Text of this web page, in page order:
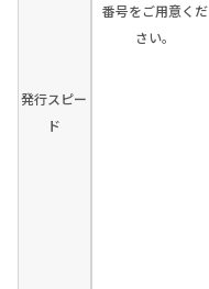
発行スピー
ド
番号をご用意くだ
さい。